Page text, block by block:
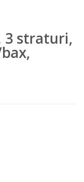
3 straturi,